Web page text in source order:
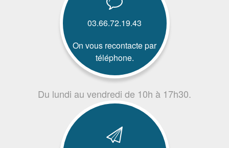
03.66.72.19.43
On vous recontacte par
téléphone.
Du lundi au vendredi de 10h à 17h30.